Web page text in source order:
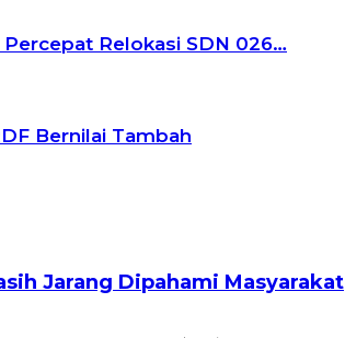
Relokasi SDN 026…
Bernilai Tambah
Jarang Dipahami Masyarakat